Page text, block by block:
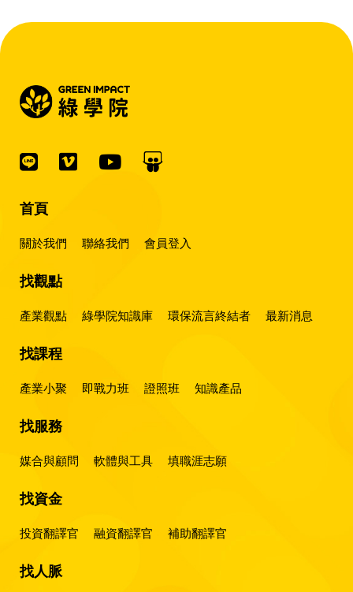
首頁
關於我們 聯絡我們 會員登入
找觀點
產業觀點 綠學院知識庫 環保流言終結者 最新消息
找課程
產業小聚 即戰力班 證照班 知識產品
找服務
媒合與顧問 軟體與工具 填職涯志願
找資金
投資翻譯官 融資翻譯官 補助翻譯官
找人脈